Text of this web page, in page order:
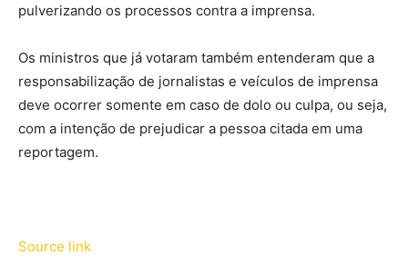
pulverizando os processos contra a imprensa.
Os ministros que já votaram também entenderam que a
responsabilização de jornalistas e veículos de imprensa
deve ocorrer somente em caso de dolo ou culpa, ou seja,
com a intenção de prejudicar a pessoa citada em uma
reportagem.
Source link